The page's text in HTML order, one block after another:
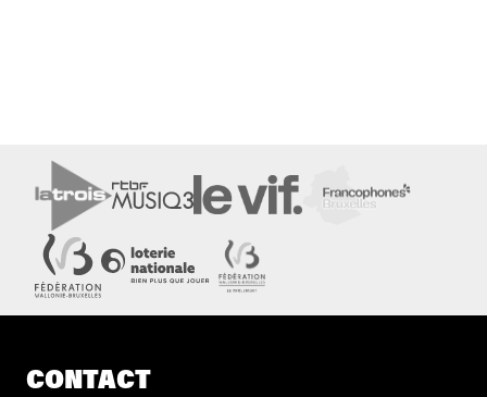
CONTACT